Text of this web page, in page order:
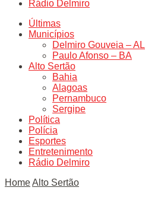
Rádio Delmiro
Últimas
Municípios
Delmiro Gouveia – AL
Paulo Afonso – BA
Alto Sertão
Bahia
Alagoas
Pernambuco
Sergipe
Política
Polícia
Esportes
Entretenimento
Rádio Delmiro
HomeAlto Sertão